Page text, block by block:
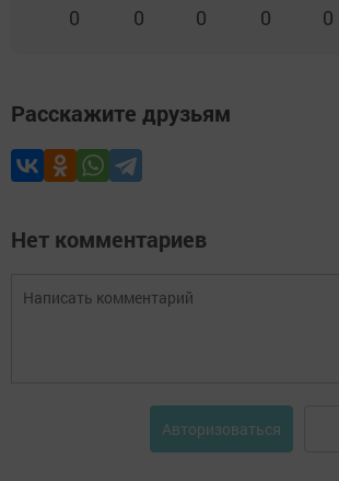
0 0 0 0 0
Расскажите друзьям
Нет комментариев
Авторизоваться